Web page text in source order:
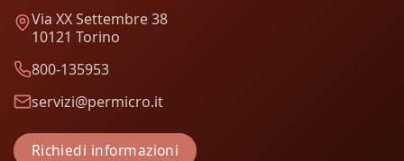
Via XX Settembre 38
10121 Torino
800-135953
servizi@permicro.it
Richiedi informazioni